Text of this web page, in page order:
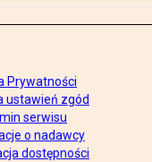
Prywatności
ustawień zgód
serwisu
o nadawcy
dostępności